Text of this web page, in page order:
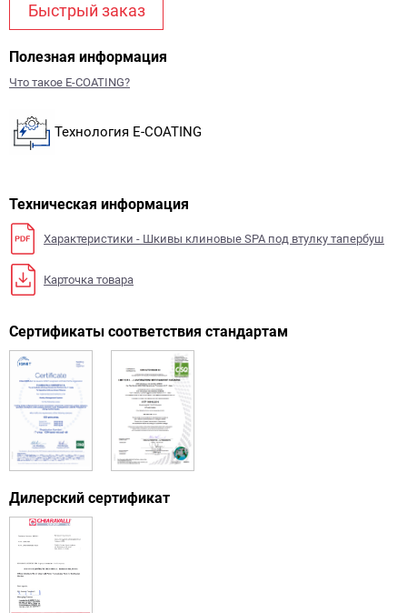
Быстрый заказ
Полезная информация
Что такое E-COATING?
Технология E-COATING
Техническая информация
Характеристики - Шкивы клиновые SPA под втулку тапербуш
Карточка товара
Сертификаты соответствия стандартам
Дилерский сертификат